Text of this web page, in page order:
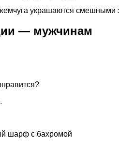
жемчуга украшаются
— мужчинам
шарф с бахромой